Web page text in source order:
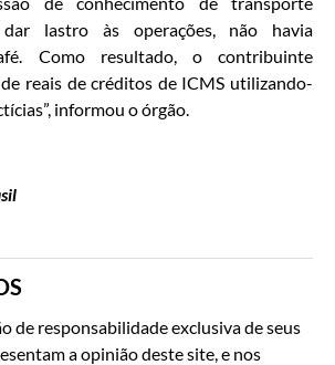
lastro às operações, não havia
Como resultado, o contribuinte
reais de créditos de ICMS utilizando-
informou o órgão.
de responsabilidade exclusiva de seus
a opinião deste site, e nos